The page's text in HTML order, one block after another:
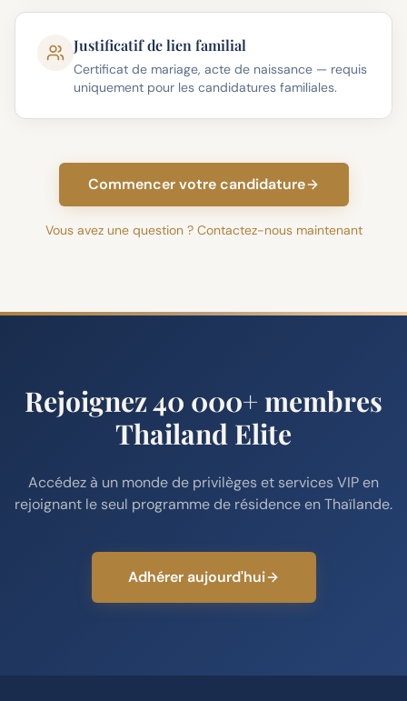
Justificatif de lien familial
Certificat de mariage, acte de naissance — requis
uniquement pour les candidatures familiales.
Commencer votre candidature
Vous avez une question ? Contactez-nous maintenant
Rejoignez 40 000+ membres
Thailand Elite
Accédez à un monde de privilèges et services VIP en
rejoignant le seul programme de résidence en Thaïlande.
Adhérer aujourd'hui